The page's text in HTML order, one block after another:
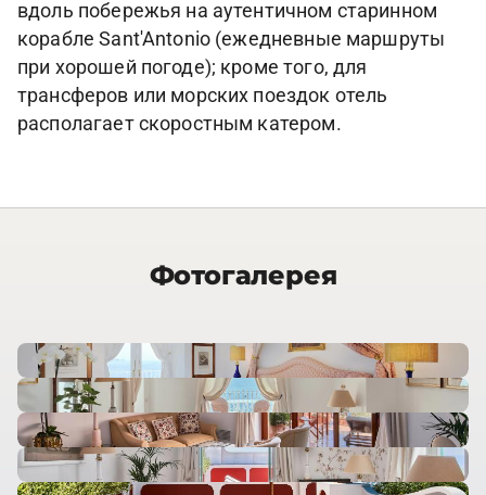
вдоль побережья на аутентичном старинном
корабле Sant'Antonio (ежедневные маршруты
при хорошей погоде); кроме того, для
трансферов или морских поездок отель
располагает скоростным катером.
Фотогалерея